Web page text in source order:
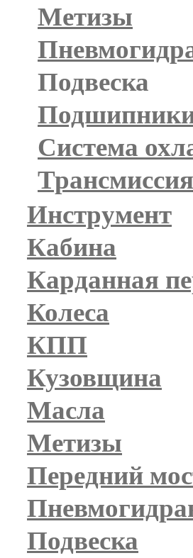
Метизы
Подвеска
Система
Трансмиссия
Инструмент
Кабина
Карданная
Колеса
КПП
Кузовщина
Масла
Метизы
Передний
Подвеска